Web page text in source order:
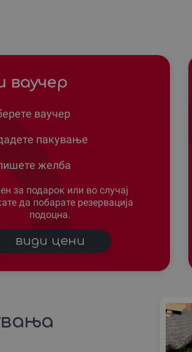
ваучер
ваучер
пакување
желба
за подарок или во случај
да побарате резервација
подоцна.
види цени